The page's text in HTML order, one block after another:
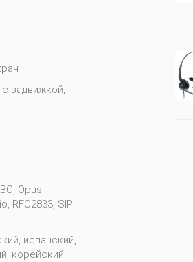
задвижкой,
Opus,
RFC2833, SIP
испанский,
корейский,